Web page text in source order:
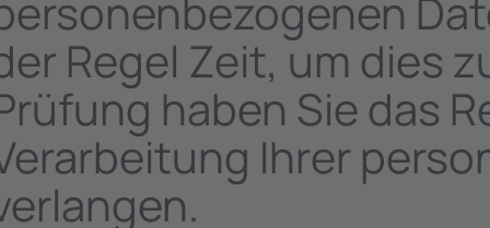
Regel Zeit, um dies
haben Sie das
Ihrer